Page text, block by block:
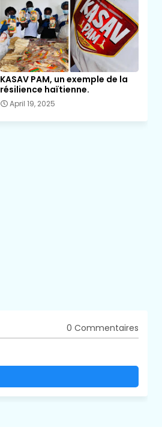
KASAV PAM, un exemple de la
résilience haïtienne.
April 19, 2025
0 Commentaires